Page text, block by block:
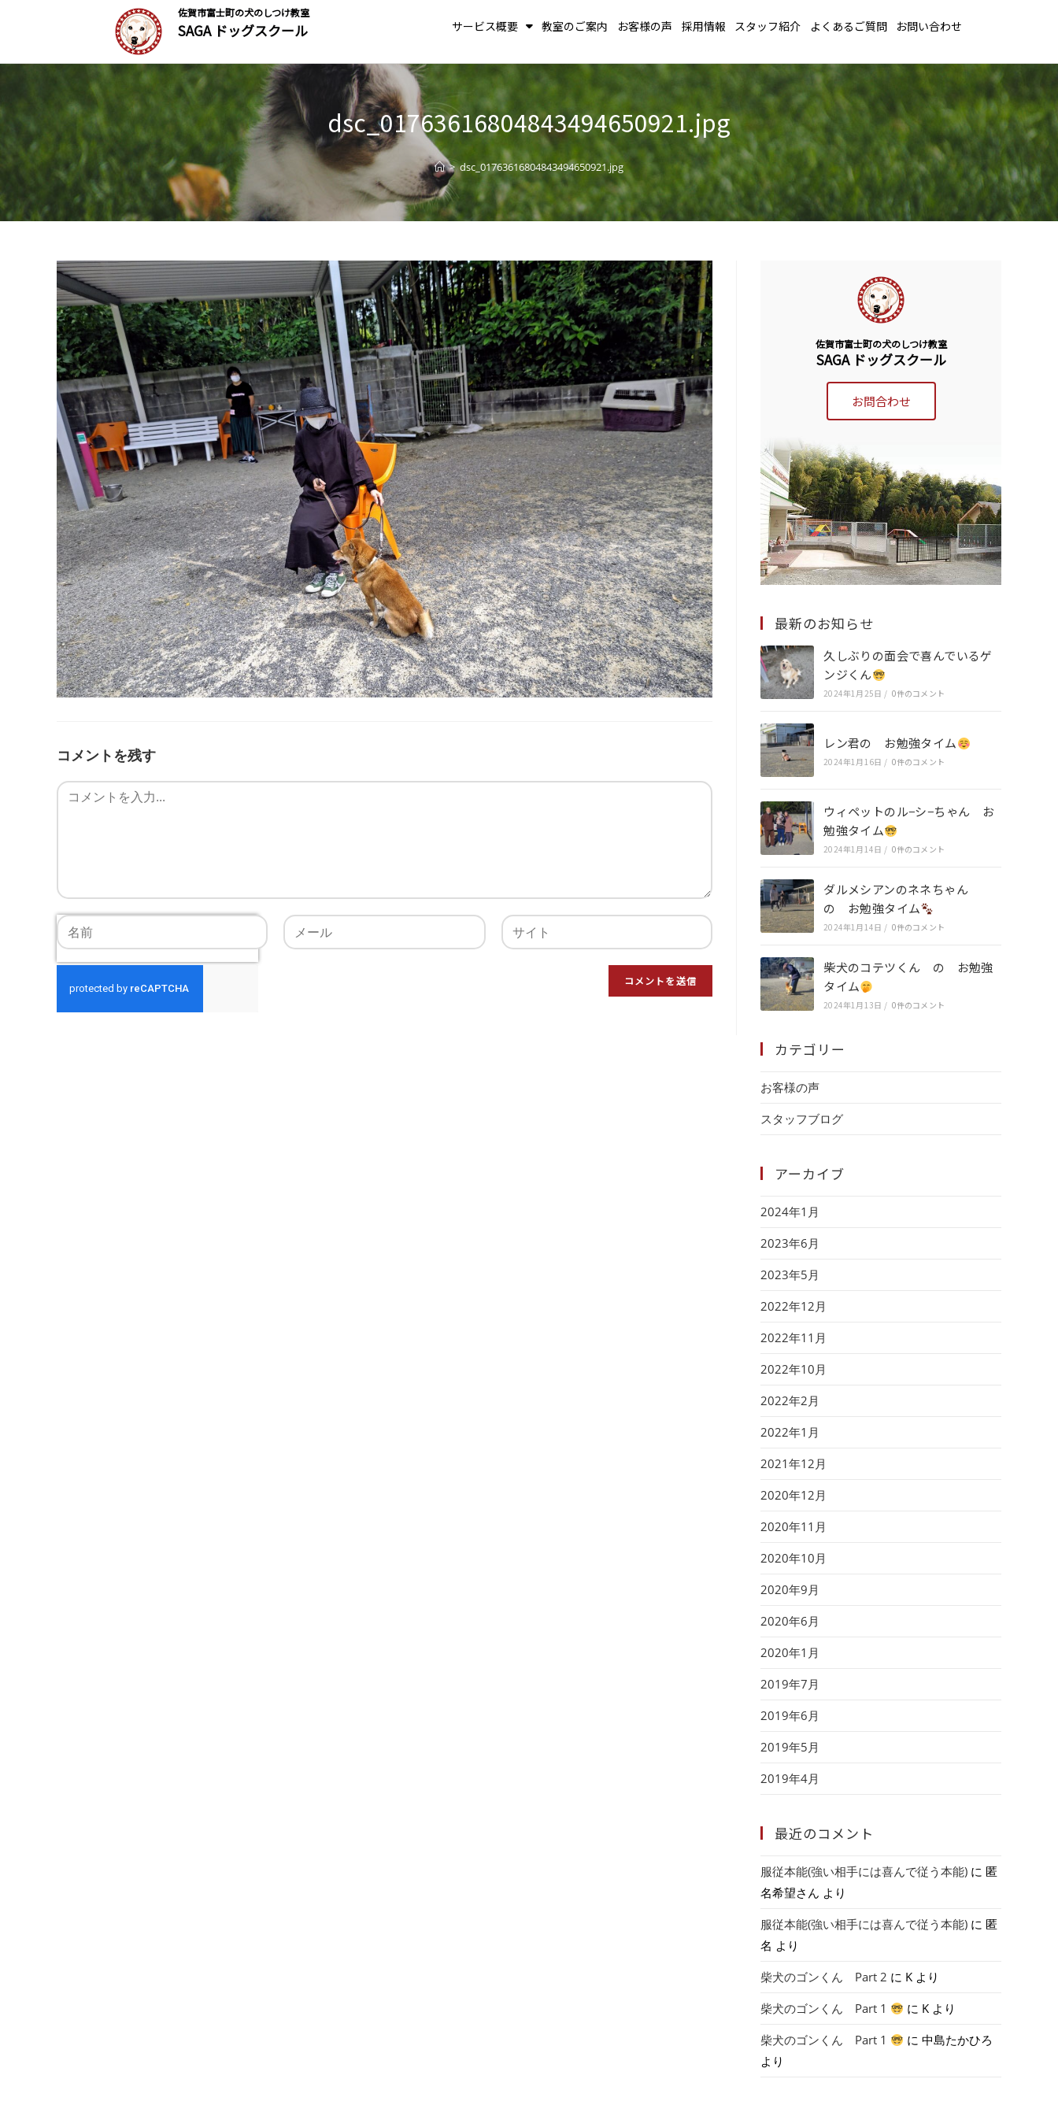
佐賀市富士町の犬のしつけ教室
SAGA ドッグスクール サービス概要 教室のご案内 お客様の声 採用情報 スタッフ紹介 よくあるご質問 お問い合わせ
dsc_01763616804843494650921.jpg
> dsc_01763616804843494650921.jpg
コメントを残す
佐賀市富士町の犬のしつけ教室
SAGA ドッグスクール
お問合わせ
最新のお知らせ
久しぶりの面会で喜んでいるゲ
ンジくん
2024年1月25日 / 0件のコメント
レン君の お勉強タイム
2024年1月16日 / 0件のコメント
ウィペットのル−シ−ちゃん お
勉強タイム
2024年1月14日 / 0件のコメント
ダルメシアンのネネちゃん
の お勉強タイム
2024年1月14日 / 0件のコメント
柴犬のコテツくん の お勉強
タイム
2024年1月13日 / 0件のコメント
カテゴリー
お客様の声
スタッフブログ
アーカイブ
2024年1月
2023年6月
2023年5月
2022年12月
2022年11月
2022年10月
2022年2月
2022年1月
2021年12月
2020年12月
2020年11月
2020年10月
2020年9月
2020年6月
2020年1月
2019年7月
2019年6月
2019年5月
2019年4月
最近のコメント
服従本能(強い相手には喜んで従う本能) に 匿
名希望さん より
服従本能(強い相手には喜んで従う本能) に 匿
名 より
柴犬のゴンくん Part 2 に K より
柴犬のゴンくん Part 1
に K より
柴犬のゴンくん Part 1
に中島たかひろ
より